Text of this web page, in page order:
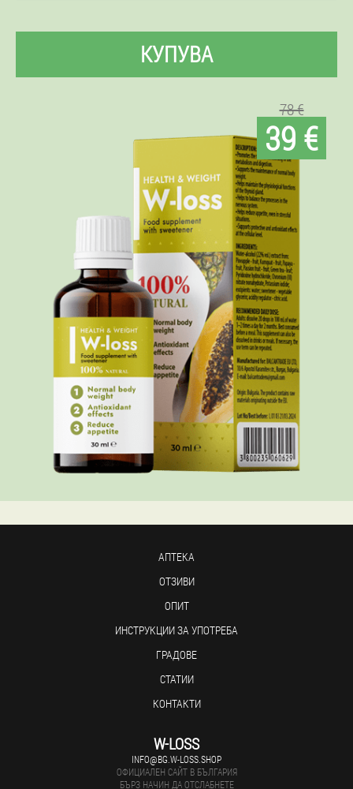
КУПУВА
78 €
39 €
АПТЕКА
ОТЗИВИ
ОПИТ
ИНСТРУКЦИИ ЗА УПОТРЕБА
ГРАДОВЕ
СТАТИИ
КОНТАКТИ
W-LOSS
INFO@BG.W-LOSS.SHOP
ОФИЦИАЛЕН САЙТ В БЪЛГАРИЯ
БЪРЗ НАЧИН ДА ОТСЛАБНЕТЕ